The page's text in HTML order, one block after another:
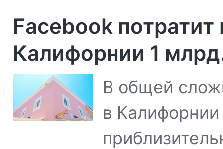
Facebook
Калифорнии 1
В общей
в